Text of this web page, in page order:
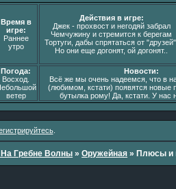
Время в
игре:
Раннее
утро
Действия в игре:
Джек - прохвост и негодяй забрал
Чемчужину и стремится к берегам
Тортуги, дабы спрятаться от
Но они еще догонят, ой догонят..
Погода:
Восход.
ветер
Новости:
Всё же мы очень надеемся, что в
(любимом, кстати) появятся новые
бутылка рому! Да, кстати. У нас
.
На Гребне Волны »Оружейная » Плюсы и